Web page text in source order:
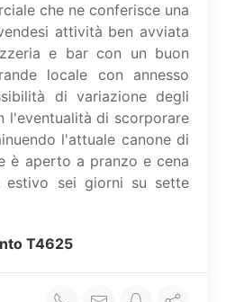
che ne conferisce una
attività ben avviata
e bar con un buon
locale con annesso
di variazione degli
l'eventualità di scorporare
l'attuale canone di
è aperto a pranzo e cena
estivo sei giorni su sette
T4625